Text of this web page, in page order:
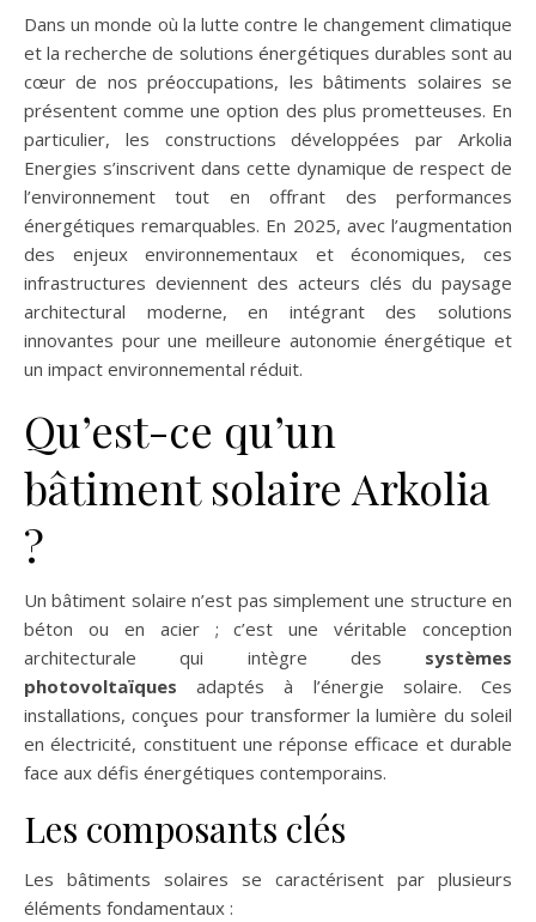
Dans un monde où la lutte contre le changement climatique
et la recherche de solutions énergétiques durables sont au
cœur de nos préoccupations, les bâtiments solaires se
présentent comme une option des plus prometteuses. En
particulier, les constructions développées par Arkolia
Energies s’inscrivent dans cette dynamique de respect de
l’environnement tout en offrant des performances
énergétiques remarquables. En 2025, avec l’augmentation
des enjeux environnementaux et économiques, ces
infrastructures deviennent des acteurs clés du paysage
architectural moderne, en intégrant des solutions
innovantes pour une meilleure autonomie énergétique et
un impact environnemental réduit.
Qu’est-ce qu’un
bâtiment solaire Arkolia
?
Un bâtiment solaire n’est pas simplement une structure en
béton ou en acier ; c’est une véritable conception
architecturale qui intègre des systèmes
photovoltaïques adaptés à l’énergie solaire. Ces
installations, conçues pour transformer la lumière du soleil
en électricité, constituent une réponse efficace et durable
face aux défis énergétiques contemporains.
Les composants clés
Les bâtiments solaires se caractérisent par plusieurs
éléments fondamentaux :